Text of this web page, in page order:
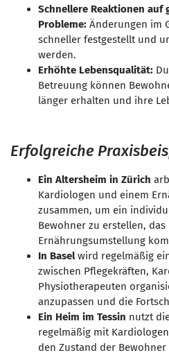
Schnellere Reaktionen auf
Probleme: Änderungen im
schneller festgestellt und
werden.
Erhöhte Lebensqualität:
Betreuung können
länger erhalten und ihre
Erfolgreiche
Ein Altersheim in Zürich
Kardiologen und einem
zusammen, um ein
Bewohner zu erstellen, das
Ernährungsumstellung
In Baselwird regelmäßig
zwischen Pflegekräften,
Physiotherapeuten
anzupassen und die
Ein Heim im Tessin nutzt
regelmäßig mit
den Zustand der